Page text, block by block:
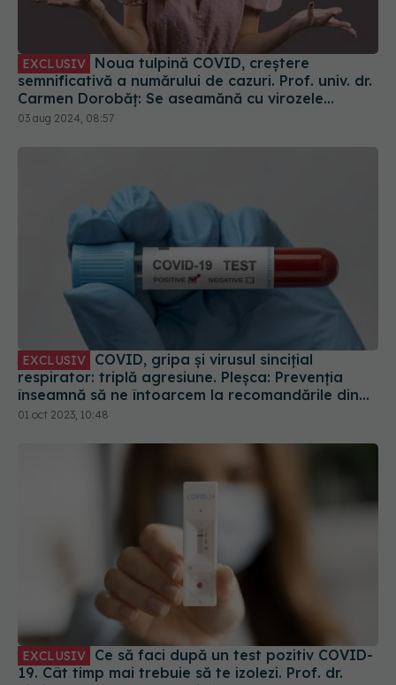
semnificativă a numărului de cazuri. Prof. univ. dr.
Carmen Dorobăț: Se aseamănă cu virozele
respiratorii. Nu necesită tratament simptomatic
EXCLUSIV COVID, gripa și virusul sincițial
respirator: triplă agresiune. Pleșca: Prevenția
înseamnă să ne întoarcem la recomandările din
timpul pandemiei!
01 oct 2023, 10:48
19. Cât timp mai trebuie să te izolezi. Prof. dr.
Simin Aysel Florescu explică
08 ian 2025, 09:55